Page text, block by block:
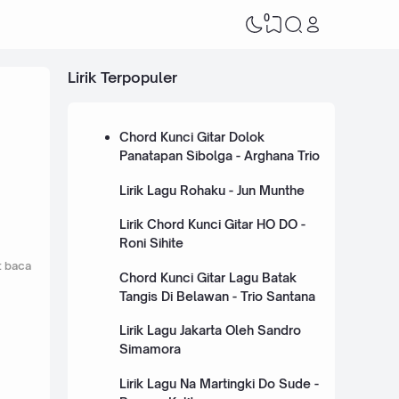
0
baca
Lirik Terpopuler
Chord Kunci Gitar Dolok
Panatapan Sibolga - Arghana Trio
Lirik Lagu Rohaku - Jun Munthe
Lirik Chord Kunci Gitar HO DO -
Roni Sihite
Chord Kunci Gitar Lagu Batak
Tangis Di Belawan - Trio Santana
Lirik Lagu Jakarta Oleh Sandro
Simamora
Lirik Lagu Na Martingki Do Sude -